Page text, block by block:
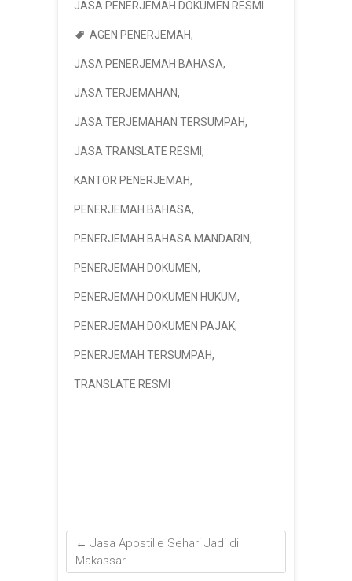
JASA PENERJEMAH DOKUMEN RESMI
AGEN PENERJEMAH,
JASA PENERJEMAH BAHASA,
JASA TERJEMAHAN,
JASA TERJEMAHAN TERSUMPAH,
JASA TRANSLATE RESMI ,
KANTOR PENERJEMAH,
PENERJEMAH BAHASA,
PENERJEMAH BAHASA MANDARIN,
PENERJEMAH DOKUMEN,
PENERJEMAH DOKUMEN HUKUM,
PENERJEMAH DOKUMEN PAJAK,
PENERJEMAH TERSUMPAH,
TRANSLATE RESMI
← Jasa Apostille Sehari Jadi di
Makassar